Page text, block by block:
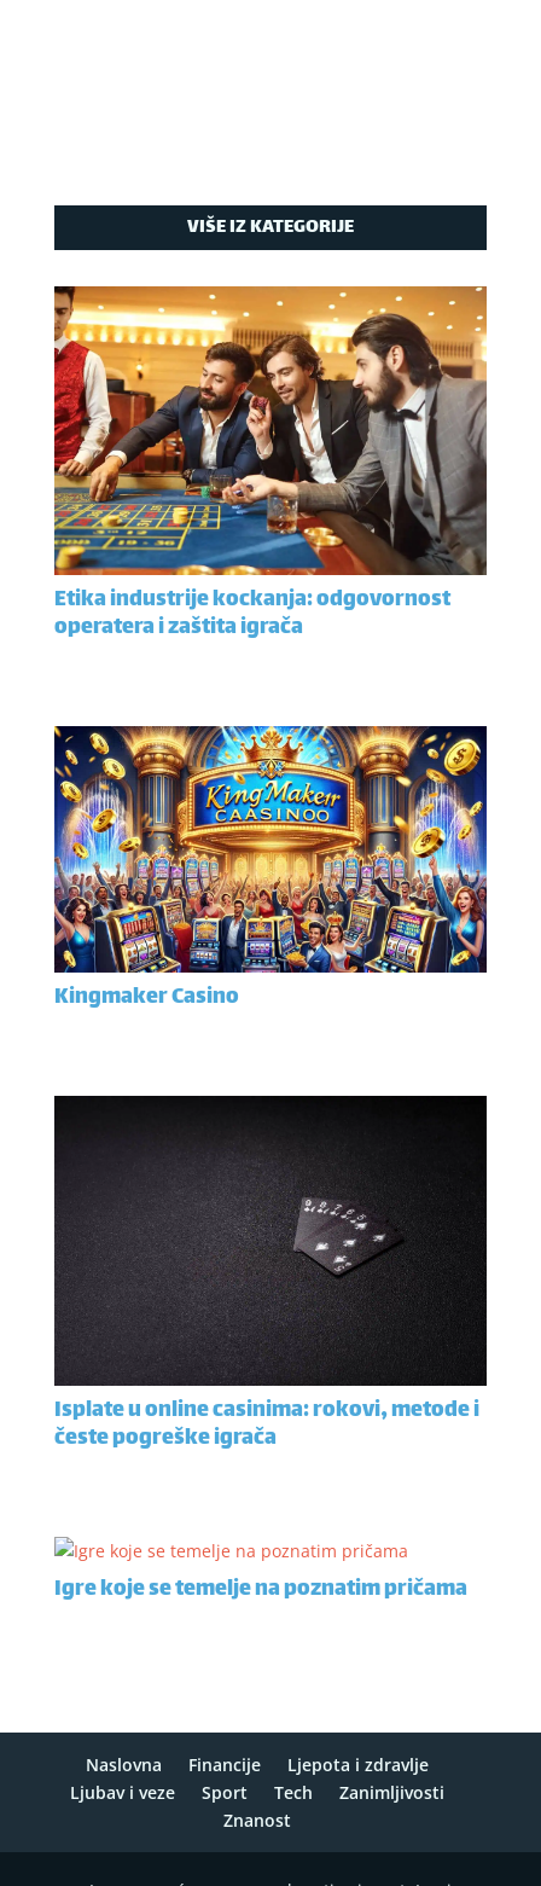
VIŠE IZ KATEGORIJE
Etika industrije kockanja: odgovornost
operatera i zaštita igrača
Kingmaker Casino
Isplate u online casinima: rokovi, metode i
česte pogreške igrača
Igre koje se temelje na poznatim pričama
Naslovna Financije
Ljepota i zdravlje
Ljubav i veze
Sport Tech
Zanimljivosti
Znanost